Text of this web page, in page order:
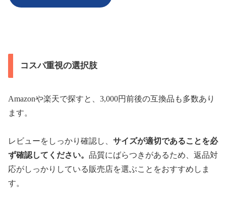
コスパ重視の選択肢
Amazonや楽天で探すと、3,000円前後の互換品も多数あり
ます。
レビューをしっかり確認し、 サイズが適切であることを必
ず確認してください。 品質にばらつきがあるため、返品対
応がしっかりしている販売店を選ぶことをおすすめしま
す。